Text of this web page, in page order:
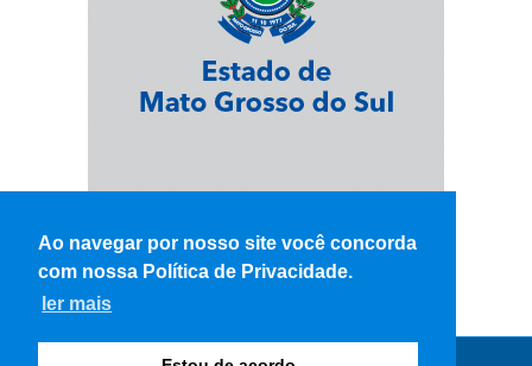
Ao navegar por nosso site você concorda
com nossa Política de Privacidade.
ler mais